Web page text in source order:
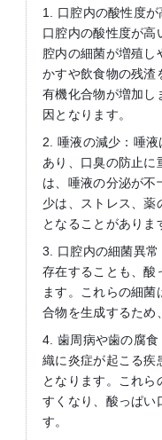
1. 口腔内の酸性度が
口腔内の酸性度が高
腔内の細菌が増殖し
かすや飲食物の残渣
有機化合物が増加し
因となります。
2. 唾液の減少：唾
あり、口臭の防止に
は、唾液の分泌が不
少は、ストレス、薬
となることがありま
3. 口腔内の細菌異
存在することも、酸
ます。これらの細
合物を生成するため
4. 歯周病や歯の腐
織に炎症が起こる疾
となります。これ
すくなり、酸っぱい
す。